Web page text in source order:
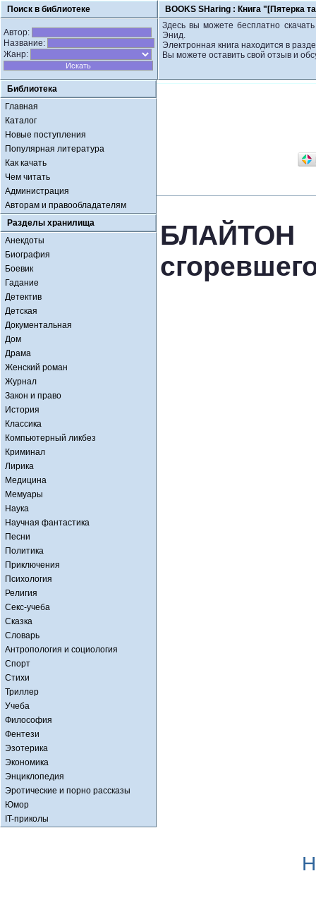
Поиск в библиотеке BOOKS SHaring : Книга "[Пятерка
Автор:
Название:
Жанр:
Здесь вы можете бесплатно
Энид.
Электронная книга находится в
Вы можете оставить свой отзыв и
Библиотека
Главная
Каталог
Новые поступления
Популярная литература
Как качать
Чем читать
Администрация
Авторам и правообладателям
Разделы хранилища
Анекдоты
Биография
Боевик
Гадание
Детектив
Детская
Документальная
Дом
Драма
Женский роман
Журнал
Закон и право
История
Классика
Компьютерный ликбез
Криминал
Лирика
Медицина
Мемуары
Наука
Научная фантастика
Песни
Политика
Приключения
Психология
Религия
Секс-учеба
Сказка
Словарь
Антропология и социология
Спорт
Стихи
Триллер
Учеба
Философия
Фентези
Эзотерика
Экономика
Энциклопедия
Эротические и порно рассказы
Юмор
IT-приколы
БЛАЙТОН